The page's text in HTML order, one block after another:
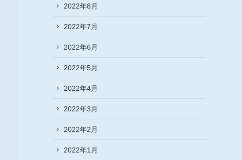
2022年8月
2022年7月
2022年6月
2022年5月
2022年4月
2022年3月
2022年2月
2022年1月